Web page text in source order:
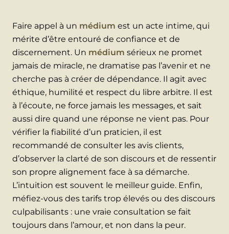
Faire appel à un médium est un acte intime, qui
mérite d’être entouré de confiance et de
discernement. Un médium sérieux ne promet
jamais de miracle, ne dramatise pas l’avenir et ne
cherche pas à créer de dépendance. Il agit avec
éthique, humilité et respect du libre arbitre. Il est
à l’écoute, ne force jamais les messages, et sait
aussi dire quand une réponse ne vient pas. Pour
vérifier la fiabilité d’un praticien, il est
recommandé de consulter les avis clients,
d’observer la clarté de son discours et de ressentir
son propre alignement face à sa démarche.
L’intuition est souvent le meilleur guide. Enfin,
méfiez-vous des tarifs trop élevés ou des discours
culpabilisants : une vraie consultation se fait
toujours dans l’amour, et non dans la peur.